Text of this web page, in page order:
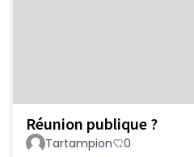
Réunion publique ?
Tartampion 0